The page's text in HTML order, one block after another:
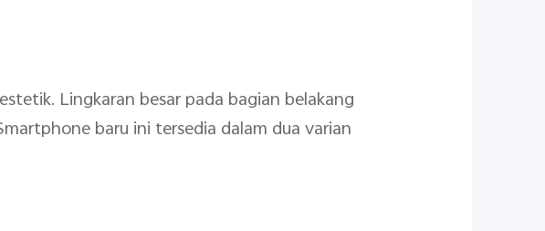
Lingkaran besar pada bagian belakang
baru ini tersedia dalam dua varian